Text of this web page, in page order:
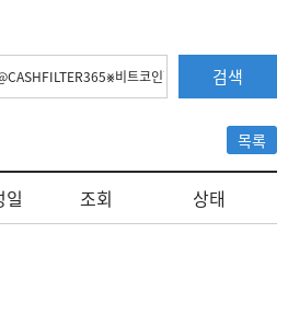
검색
목록
일 조회 상태